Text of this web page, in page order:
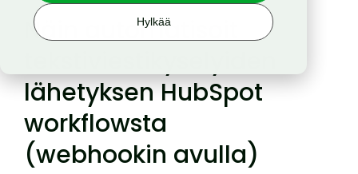
Hylkää
Näin automatisoit
lähetyksen HubSpot
workflowsta
(webhookin avulla)